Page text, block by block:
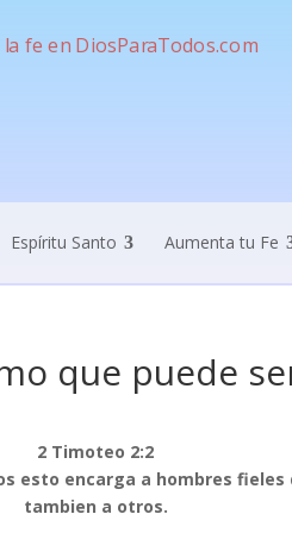
Espíritu Santo Aumenta tu Fe
que puede
2 Timoteo 2:2
esto encarga a hombres fieles
tambien a otros.